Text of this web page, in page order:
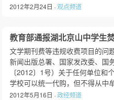
2012年2月24日 ·观点频道
教育部通报湖北京山中学生
文学期刊费等违规收费项目的问
新闻出版总署、国家发改委、国
〔2012〕1号）关于任何单位
学校可以统一代购，但不得从
2012年5月16日 ·政经频道